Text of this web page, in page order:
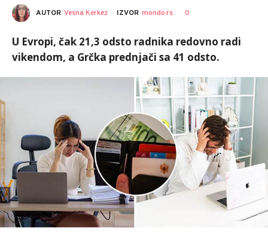
AUTOR Vesna Kerkez IZVOR mondo.rs 0
U Evropi, čak 21,3 odsto radnika redovno radi
vikendom, a Grčka prednjači sa 41 odsto.